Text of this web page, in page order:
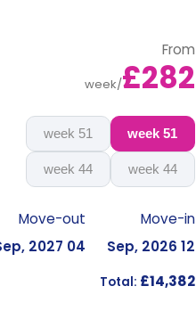
From
£282
/
week
51 week
51 week
44 week
44 week
Move-in
12 Sep, 2026
Move-out
04 Sep, 2027
Total: £14,382